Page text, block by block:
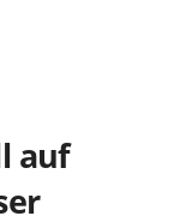
auf